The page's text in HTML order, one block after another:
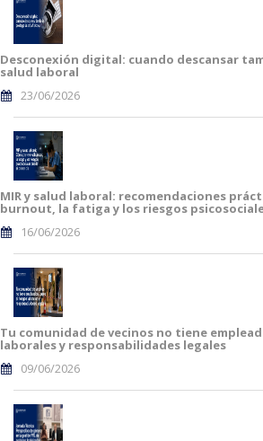
Desconexión digital: cuando descansar
salud laboral
23/06/2026
MIR y salud laboral: recomendaciones
burnout, la fatiga y los riesgos
16/06/2026
Tu comunidad de vecinos no tiene
laborales y responsabilidades legales
09/06/2026